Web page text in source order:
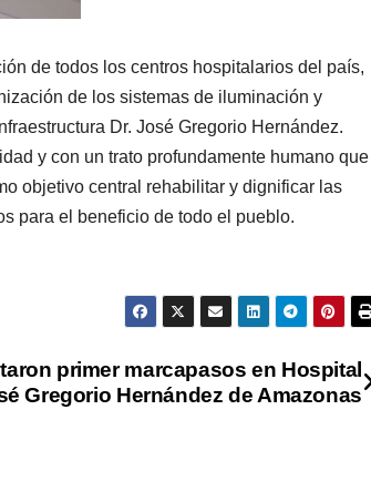
de todos los centros hospitalarios del país,
de los sistemas de iluminación y
Dr. José Gregorio Hernández.
y con un trato profundamente humano que
objetivo central rehabilitar y dignificar las
para el beneficio de todo el pueblo.
primer marcapasos en Hospital
Gregorio Hernández de Amazonas